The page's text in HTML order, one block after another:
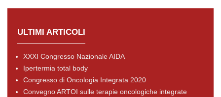
ULTIMI ARTICOLI
XXXI Congresso Nazionale AIDA
Ipertermia total body
Congresso di Oncologia Integrata 2020
Convegno ARTOI sulle terapie oncologiche integrate